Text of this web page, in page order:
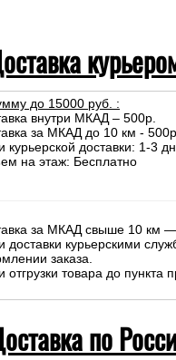
до 15000 руб. :
внутри МКАД – 500р.
за МКАД до 10 км - 500р
курьерской доставки: 1-3
на этаж: Бесплатно
за МКАД свыше 10 км
доставки курьерскими
заказа.
отгрузки товара до пункта
по